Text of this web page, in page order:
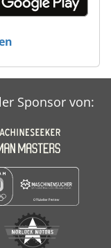
Sponsor von: